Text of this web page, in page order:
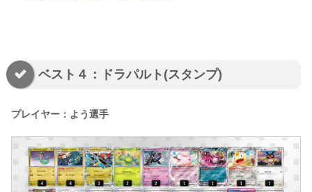
ベスト４：ドラパルト(スタンプ)
プレイヤー：よう選手